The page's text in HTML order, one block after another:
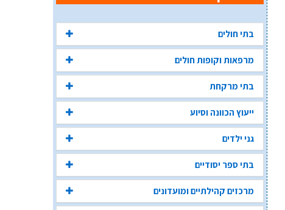
בתי חולים
מרפאות וקופות חולים
בתי מרקחת
ייעוץ הכוונה וסיוע
גני ילדים
בתי ספר יסודיים
מרכזים קהילתיים ומועדונים